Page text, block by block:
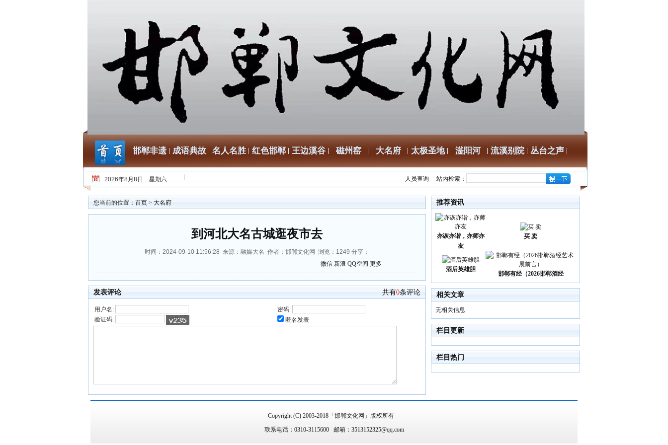
邯郸非遗 成语典故 名人名胜 红色邯郸 王边溪谷 磁州窑 大名府 太极圣地 滏阳河 流溪别院 丛台之声
2026年8月8日 星期六 人员查询 站内检索：
您当前的位置： 首页 > 大名府
到河北大名古城逛夜市去
时间：2024-09-10 11:56:28 来源：融媒大名 作者：邯郸文化网 浏览： 1249 分享：
微信 新浪 QQ空间 更多
发表评论 共有0条评论
用户名:
密码:
验证码:
匿名发表
推荐资讯
亦诙亦谐，亦师亦
友
买 卖
酒后英雄胆
邯郸有经（2026邯郸酒经
相关文章
无相关信息
栏目更新
栏目热门
Copyright (C) 2003-2018「邯郸文化网」版权所有
联系电话：0310-3115600 邮箱：3513152325@qq.com